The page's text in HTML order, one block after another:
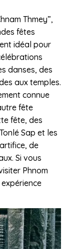
Thmey”,
fêtes
idéal pour
danses, des
aux temples.
connue
fête
fête, des
Sap et les
de
Si vous
Phnom